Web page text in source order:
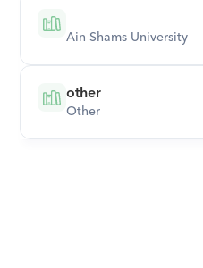
Ain Shams University
other
Other